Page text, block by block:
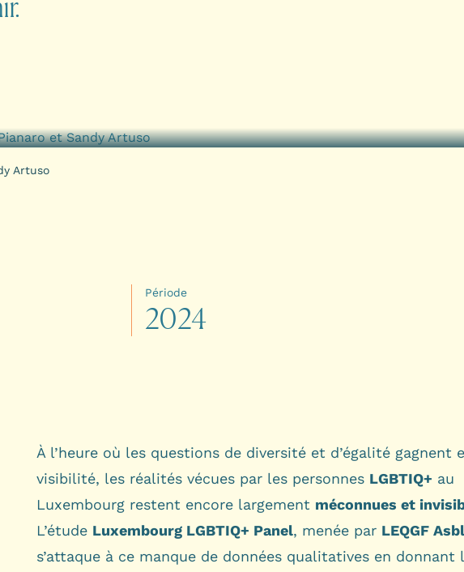
Artuso
Période
2024
À l’heure où les questions de diversité et d’égalité gagnent
visibilité, les réalités vécues par les personnes LGBTIQ+ au
Luxembourg restent encore largement méconnues et
L’étude Luxembourg LGBTIQ+ Panel, menée par LEQGF Asbl
s’attaque à ce manque de données qualitatives en donnant